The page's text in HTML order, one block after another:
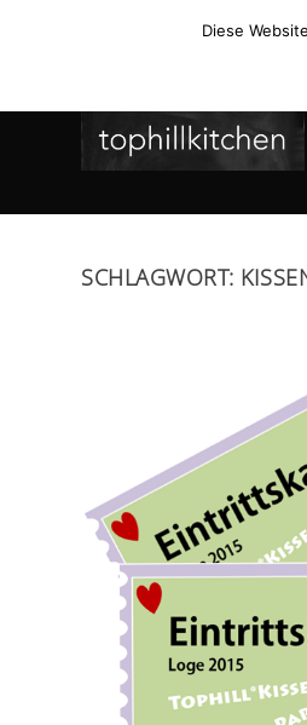
SCHLAGWORT:
Diese